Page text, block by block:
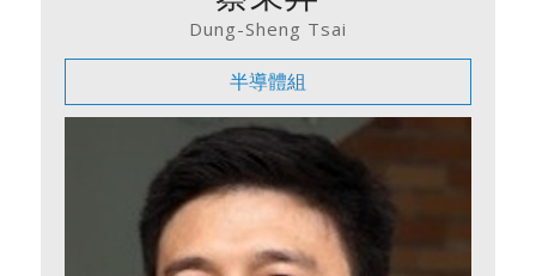
Dung-Sheng Tsai
半導體組